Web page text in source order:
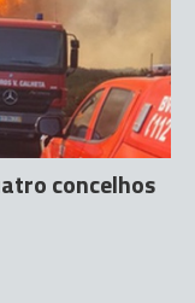
concelhos